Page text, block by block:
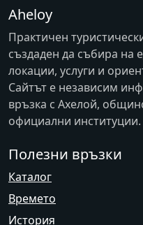
Aheloy
Практичен
създаден да събира на
локации, услуги и
Сайтът е независим
връзка с Ахелой,
официални институции.
Полезни връзки
Каталог
Времето
История